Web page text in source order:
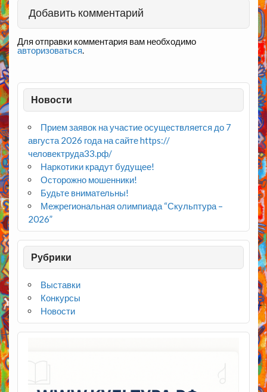
Добавить комментарий
Для отправки комментария вам необходимо
авторизоваться.
Новости
Прием заявок на участие осуществляется до 7
августа 2026 года на сайте https://
человектруда33.рф/
Наркотики крадут будущее!
Осторожно мошенники!
Будьте внимательны!
Межрегиональная олимпиада “Скульптура –
2026”
Рубрики
Выставки
Конкурсы
Новости